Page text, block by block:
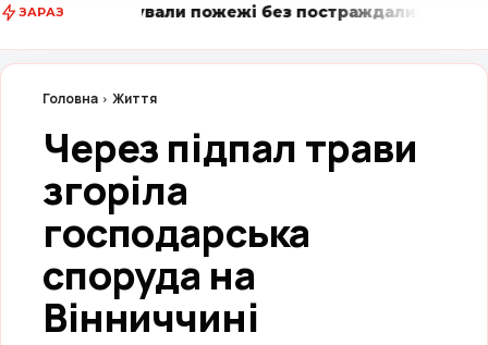
ЗАРАЗ без постраждалих • Вінниця LIVE стежить
Головна Життя
Через підпал трави
згоріла
господарська
споруда на
Вінниччині